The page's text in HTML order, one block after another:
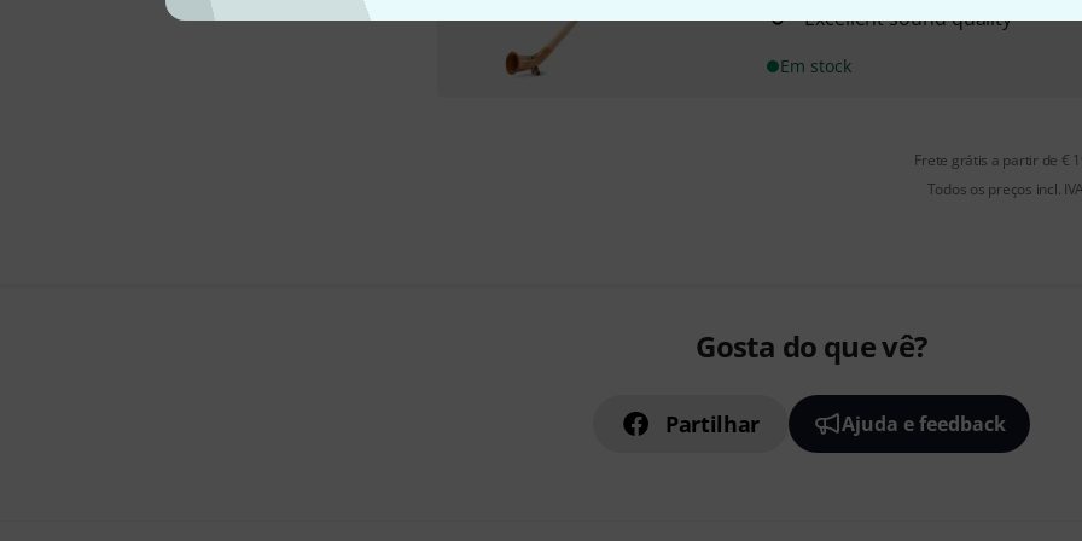
Excellent sound quality
Em stock
Frete grátis a partir de €
Todos os preços incl. IVA
Gosta do que vê?
Partilhar Ajuda e feedback